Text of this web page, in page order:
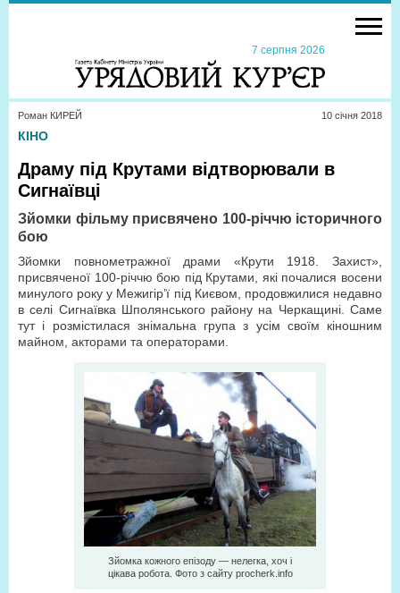
7 серпня 2026
Роман КИРЕЙ 10 сiчня 2018
КІНО
Драму під Крутами відтворювали в
Сигнаївці
Зйомки фільму присвячено 100-річчю історичного
бою
Зйомки повнометражної драми «Крути 1918. Захист»,
присвяченої 100-річчю бою під Крутами, які почалися восени
минулого року у Межигір’ї під Києвом, продовжилися недавно
в селі Сигнаївка Шполянського району на Черкащині. Саме
тут і розмістилася знімальна група з усім своїм кіношним
майном, акторами та операторами.
Зйомка кожного епізоду — нелегка, хоч і
цікава робота. Фото з сайту procherk.info